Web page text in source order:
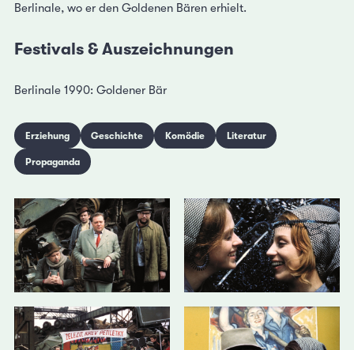
Berlinale, wo er den Goldenen Bären erhielt.
Festivals & Auszeichnungen
Berlinale 1990: Goldener Bär
Erziehung Geschichte Komödie Literatur
Propaganda